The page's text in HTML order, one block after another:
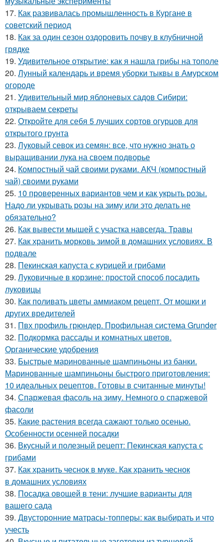
17. Как развивалась промышленность в Кургане в
советский период
18. Как за один сезон оздоровить почву в клубничной
грядке
19. Удивительное открытие: как я нашла грибы на тополе
20. Лунный календарь и время уборки тыквы в Амурском
огороде
21. Удивительный мир яблоневых садов Сибири:
открываем секреты
22. Откройте для себя 5 лучших сортов огурцов для
открытого грунта
23. Луковый севок из семян: все, что нужно знать о
выращивании лука на своем подворье
24. Компостный чай своими руками. АКЧ (компостный
чай) своими руками
25. 10 проверенных вариантов чем и как укрыть розы.
Надо ли укрывать розы на зиму или это делать не
обязательно?
26. Как вывести мышей с участка навсегда. Травы
27. Как хранить морковь зимой в домашних условиях. В
подвале
28. Пекинская капуста с курицей и грибами
29. Луковичные в корзине: простой способ посадить
луковицы
30. Как поливать цветы аммиаком рецепт. От мошки и
других вредителей
31. Пвх профиль грюндер. Профильная система Grunder
32. Подкормка рассады и комнатных цветов.
Органические удобрения
33. Быстрые маринованные шампиньоны из банки.
Маринованные шампиньоны быстрого приготовления:
10 идеальных рецептов. Готовы в считанные минуты!
34. Спаржевая фасоль на зиму. Немного о спаржевой
фасоли
35. Какие растения всегда сажают только осенью.
Особенности осенней посадки
36. Вкусный и полезный рецепт: Пекинская капуста с
грибами
37. Как хранить чеснок в муке. Как хранить чеснок
в домашних условиях
38. Посадка овощей в тени: лучшие варианты для
вашего сада
39. Двусторонние матрасы-топперы: как выбирать и что
учесть